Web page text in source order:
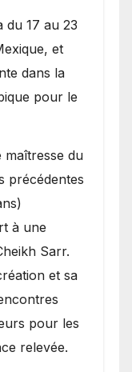
du 17 au 23
et
dans la
pour le
maîtresse du
précédentes
à une
Sarr.
et sa
pour les
relevée.